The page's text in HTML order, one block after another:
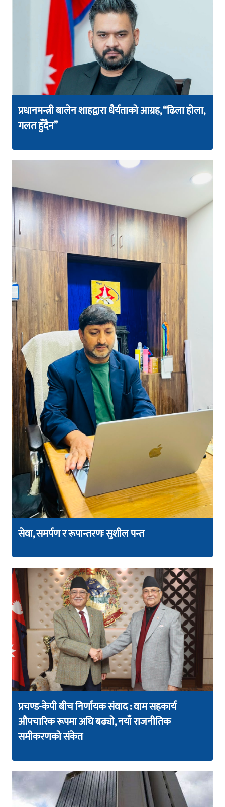
प्रधानमन्त्री बालेन शाहद्वारा धैर्यताको आग्रह, “ढिला होला,
गलत हुँदैन”
सेवा, समर्पण र रूपान्तरणः सुशील पन्त
प्रचण्ड-केपी बीच निर्णायक संवाद : वाम सहकार्य
औपचारिक रूपमा अघि बढ्यो, नयाँ राजनीतिक
समीकरणको संकेत